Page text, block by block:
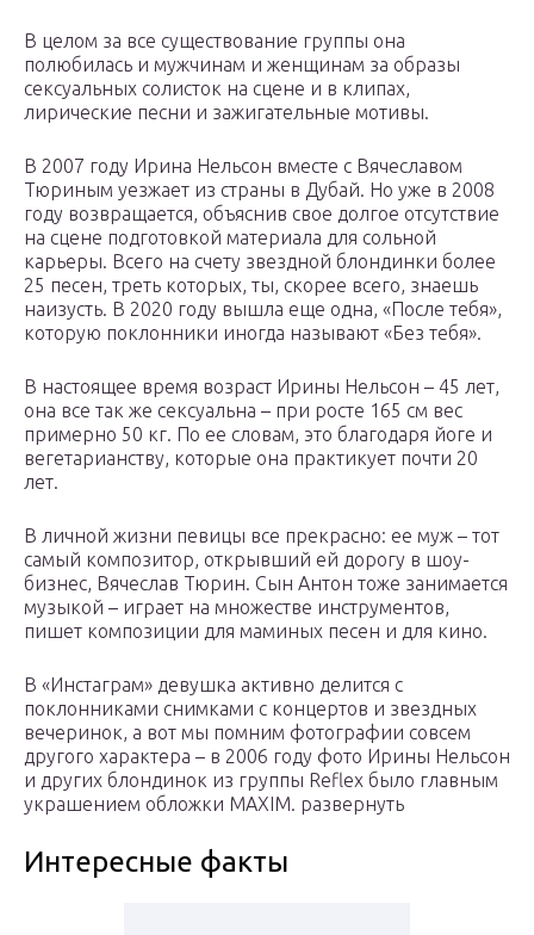
В целом за все существование группы она
полюбилась и мужчинам и женщинам за образы
сексуальных солисток на сцене и в клипах,
лирические песни и зажигательные мотивы.
В 2007 году Ирина Нельсон вместе с Вячеславом
Тюриным уезжает из страны в Дубай. Но уже в 2008
году возвращается, объяснив свое долгое отсутствие
на сцене подготовкой материала для сольной
карьеры. Всего на счету звездной блондинки более
25 песен, треть которых, ты, скорее всего, знаешь
наизусть. В 2020 году вышла еще одна, «После тебя»,
которую поклонники иногда называют «Без тебя».
В настоящее время возраст Ирины Нельсон – 45 лет,
она все так же сексуальна – при росте 165 см вес
примерно 50 кг. По ее словам, это благодаря йоге и
вегетарианству, которые она практикует почти 20
лет.
В личной жизни певицы все прекрасно: ее муж – тот
самый композитор, открывший ей дорогу в шоу-
бизнес, Вячеслав Тюрин. Сын Антон тоже занимается
музыкой – играет на множестве инструментов,
пишет композиции для маминых песен и для кино.
В «Инстаграм» девушка активно делится с
поклонниками снимками с концертов и звездных
вечеринок, а вот мы помним фотографии совсем
другого характера – в 2006 году фото Ирины Нельсон
и других блондинок из группы Reflex было главным
украшением обложки MAXIM. развернуть
Интересные факты